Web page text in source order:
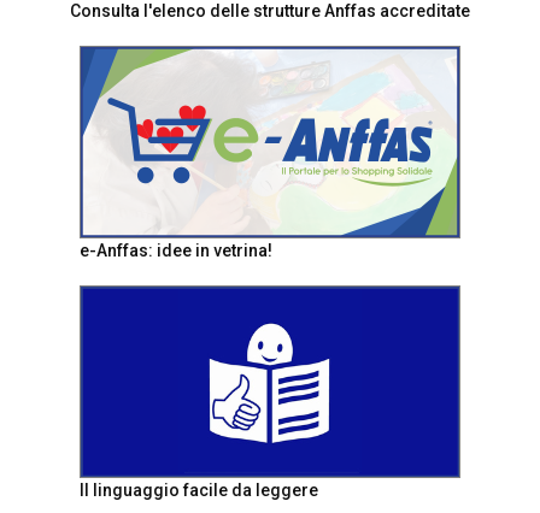
Consulta l'elenco delle strutture Anffas accreditate
e-Anffas: idee in vetrina!
Il linguaggio facile da leggere